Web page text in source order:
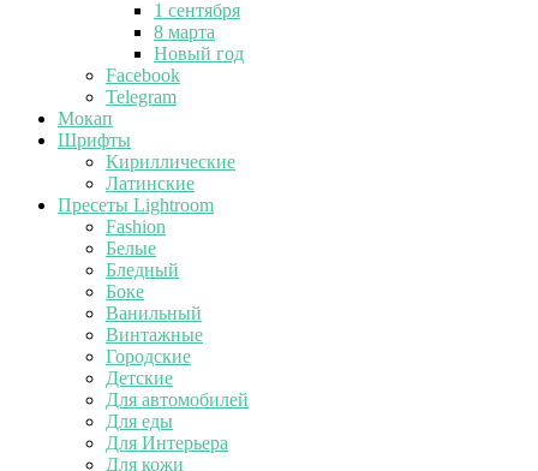
1 сентября
8 марта
Новый год
Facebook
Telegram
Мокап
Шрифты
Кириллические
Латинские
Пресеты Lightroom
Fashion
Белые
Бледный
Боке
Ванильный
Винтажные
Городские
Детские
Для автомобилей
Для еды
Для Интерьера
Для кожи